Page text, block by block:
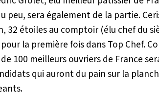
peu, sera également de la partie.
32 étoiles au comptoir (élu chef du
la première fois dans Top Chef.
100 meilleurs ouvriers de France
qui auront du pain sur la